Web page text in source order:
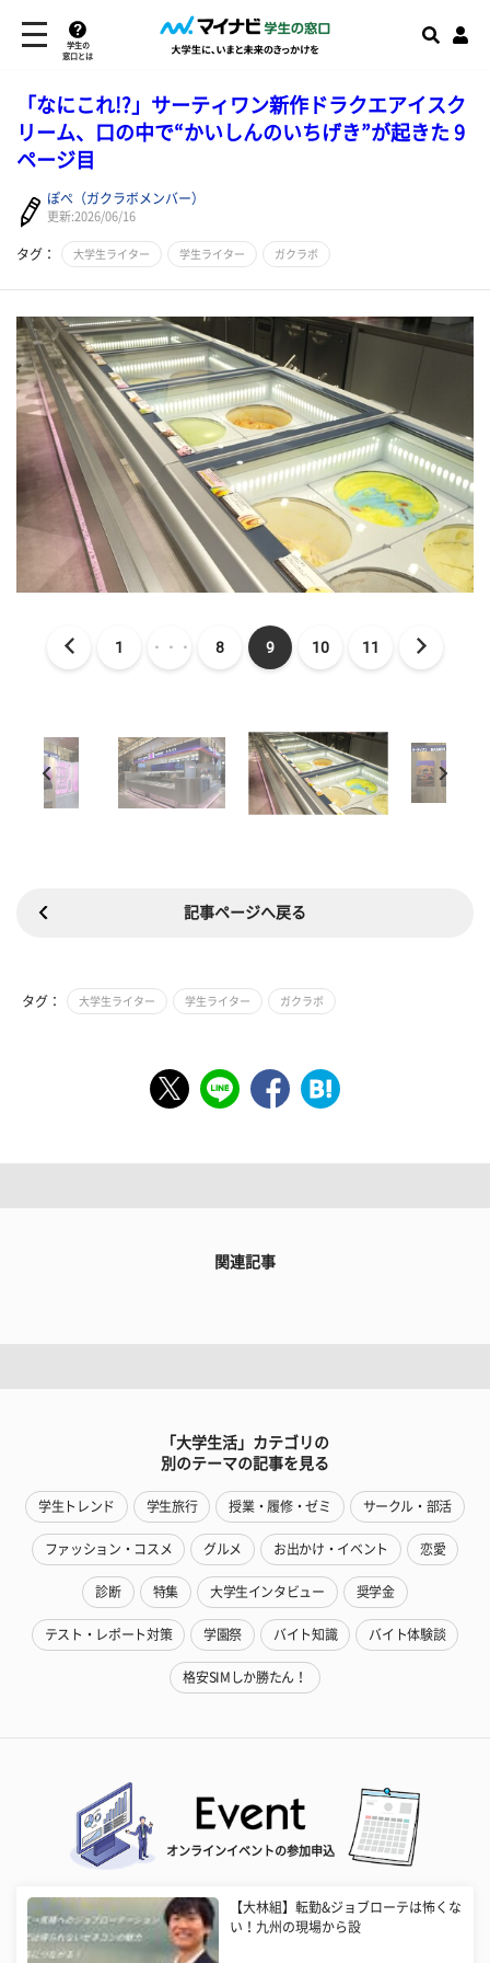
学生の
窓口とは
「なにこれ!?」サーティワン新作ドラクエアイスク
リーム、口の中で“かいしんのいちげき”が起きた 9
ページ目
ぽぺ（ガクラボメンバー）
更新:2026/06/16
タグ： 大学生ライター 学生ライター ガクラボ
1 ・・・ 8 9 10 11
記事ページへ戻る
タグ： 大学生ライター 学生ライター ガクラボ
関連記事
「大学生活」カテゴリの
別のテーマの記事を見る
学生トレンド 学生旅行 授業・履修・ゼミ サークル・部活
ファッション・コスメ グルメ お出かけ・イベント 恋愛
診断 特集 大学生インタビュー 奨学金
テスト・レポート対策 学園祭 バイト知識 バイト体験談
格安SIMしか勝たん！
オンラインイベントの参加申込
【大林組】転勤&ジョブローテは怖くな
い！九州の現場から設